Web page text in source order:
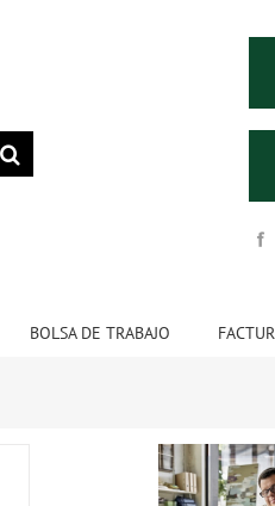
BOLSA DE TRABAJO